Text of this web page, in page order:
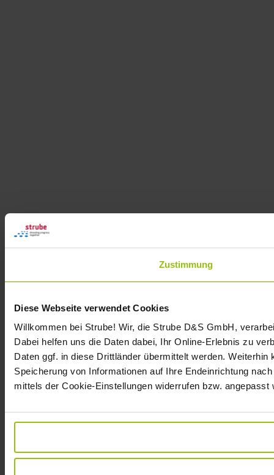
Zustimmung
Diese Webseite verwendet Cookies
Willkommen bei Strube! Wir, die Strube D&S GmbH,
Dabei helfen uns die Daten dabei, Ihr Online-Erlebnis zu
Daten ggf. in diese Drittländer übermittelt werden.
Speicherung von Informationen auf Ihre Endeinrichtung
mittels der Cookie-Einstellungen widerrufen bzw.